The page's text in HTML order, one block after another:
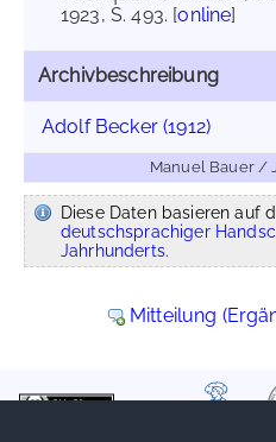
1923, S. 493. [online]
Archivbeschreibung
Adolf Becker (1912)
Manuel Bauer /
Diese Daten basieren auf
deutschsprachiger
Jahrhunderts.
Mitteilung